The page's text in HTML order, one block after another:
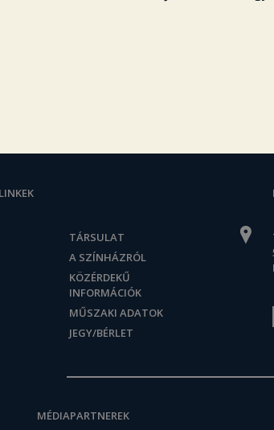
TÁRSULAT
A SZÍNHÁZRÓL
KÖZÉRDEKŰ
INFORMÁCIÓK
MŰSZAKI ADATOK
JEGY/BÉRLET
MÉDIAPARTNEREK